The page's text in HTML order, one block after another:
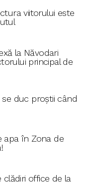
viitorului este
la Năvodari
principal de
se duc proștii când
apa în Zona de
office de la